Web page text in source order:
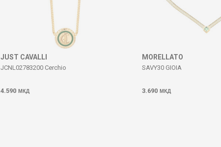
JUST CAVALLI
JCNL02783200 Cerchio
4.590 МКД
MORELLATO
SAVY30 GIOIA
3.690 МКД